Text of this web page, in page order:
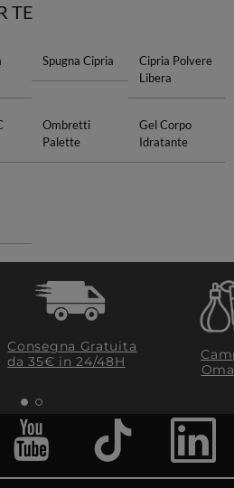
TE
Spugna Cipria
Cipria Polvere
Libera
Ombretti
Palette
Gel Corpo
Idratante
Consegna Gratuita
da 35€​ in 24/48H